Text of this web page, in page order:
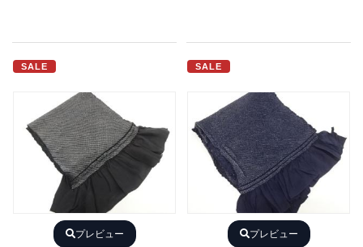
SALE
プレビュー
SALE
プレビュー